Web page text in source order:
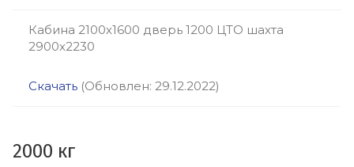
Кабина 2100х1600 дверь 1200 ЦТО шахта
2900х2230
Скачать (Обновлен: 29.12.2022)
2000 кг